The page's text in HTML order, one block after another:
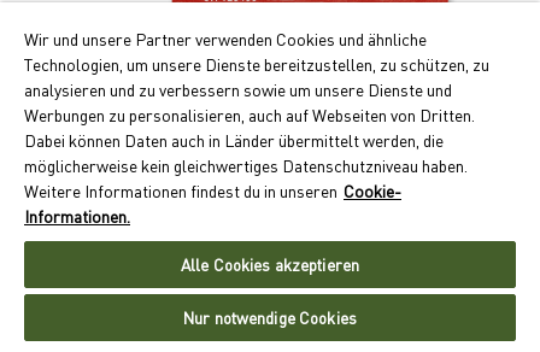
Profitez de la carte de paiement intelligente!
Les principaux avantages de la Migrolcard:
Doubles points Cumulus pour le carburant et recharge
électrique
Paiement sans numéraire avec facture mensuelle
Large acceptation dans quelque 550 sites en Suisse
Demander maintenant la Migrolcard
Wir und unsere Partner verwenden Cookies und ähnliche
Technologien, um unsere Dienste bereitzustellen, zu schützen, zu
analysieren und zu verbessern sowie um unsere Dienste und
Werbungen zu personalisieren, auch auf Webseiten von Dritten.
Dabei können Daten auch in Länder übermittelt werden, die
möglicherweise kein gleichwertiges Datenschutzniveau haben.
Weitere Informationen findest du in unseren Cookie-
Informationen.
Alle Cookies akzeptieren
Nur notwendige Cookies